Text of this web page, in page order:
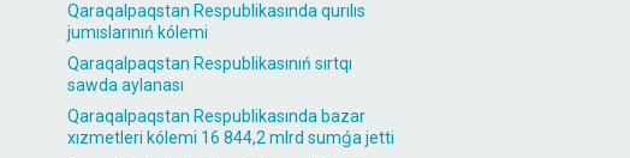
Qaraqalpaqstan Respublikasında qurılıs
jumıslarınıń kólemi
Qaraqalpaqstan Respublikasınıń sırtqı
sawda aylanası
Qaraqalpaqstan Respublikasında bazar
xızmetleri kólemi 16 844,2 mlrd sumǵa jetti